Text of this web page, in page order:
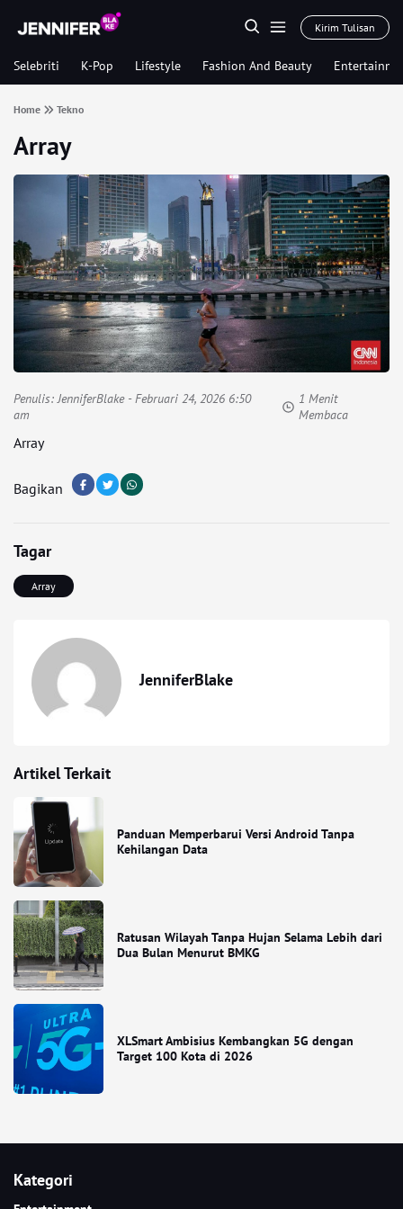
Kirim Tulisan
Selebriti K-Pop Lifestyle Fashion And Beauty
Home Tekno
Array
Penulis:JenniferBlake- Februari 24, 2026 6:50
am
1 Menit
Membaca
Array
Bagikan
Tagar
Array
JenniferBlake
Artikel Terkait
Panduan Memperbarui Versi Android Tanpa
Kehilangan Data
Ratusan Wilayah Tanpa Hujan Selama Lebih dari
Dua Bulan Menurut BMKG
XLSmart Ambisius Kembangkan 5G dengan
Target 100 Kota di 2026
Kategori